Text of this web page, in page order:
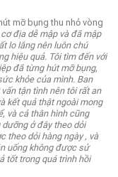
mỡ bụng thu nhỏ vòng
cơ địa dễ mập và đã mập
lo lắng nên luôn chú
hiệu quả. Tôi tìm đến với
đã từng hút mỡ bụng,
khỏe của mình. Ban
tận tình nên tôi rất an
kết quả thật ngoài mong
và cả thân hình cũng
ở đây theo dỏi
theo dỏi hàng ngày , và
uống không được sử
tốt trong quá trình hồi